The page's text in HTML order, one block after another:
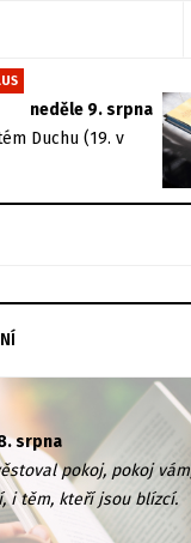
neděle 9. srpna
Duchu (19. v
srpna
pokoj, pokoj
i těm, kteří jsou blízcí.